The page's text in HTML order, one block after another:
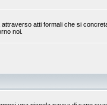
atti formali che si
noi.